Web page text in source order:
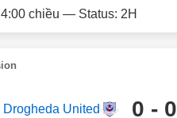
chiều — Status: 2H
Drogheda United 0 - 0